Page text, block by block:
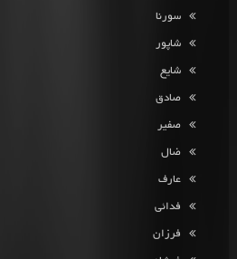
سورنا
شاپور
شایع
صادق
صفیر
ضال
عارف
فدائی
فرزان